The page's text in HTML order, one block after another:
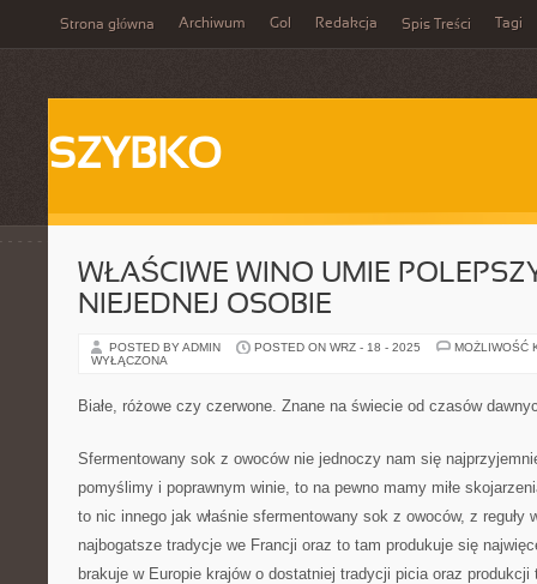
Strona główna Archiwum Gol Redakcja Spis Treści Tagi
SZYBKO
WŁAŚCIWE WINO UMIE
NIEJEDNEJ OSOBIE
POSTED BY ADMIN POSTED ON WRZ - 18 - 2025
MOŻLIWOŚĆ
WYŁĄCZONA
Białe, różowe czy czerwone. Znane na świecie od czasów
Sfermentowany sok z owoców nie jednoczy nam się
pomyślimy i poprawnym winie, to na pewno mamy miłe
to nic innego jak właśnie sfermentowany sok z owoców, z reguły
najbogatsze tradycje we Francji oraz to tam produkuje się
brakuje w Europie krajów o dostatniej tradycji picia oraz